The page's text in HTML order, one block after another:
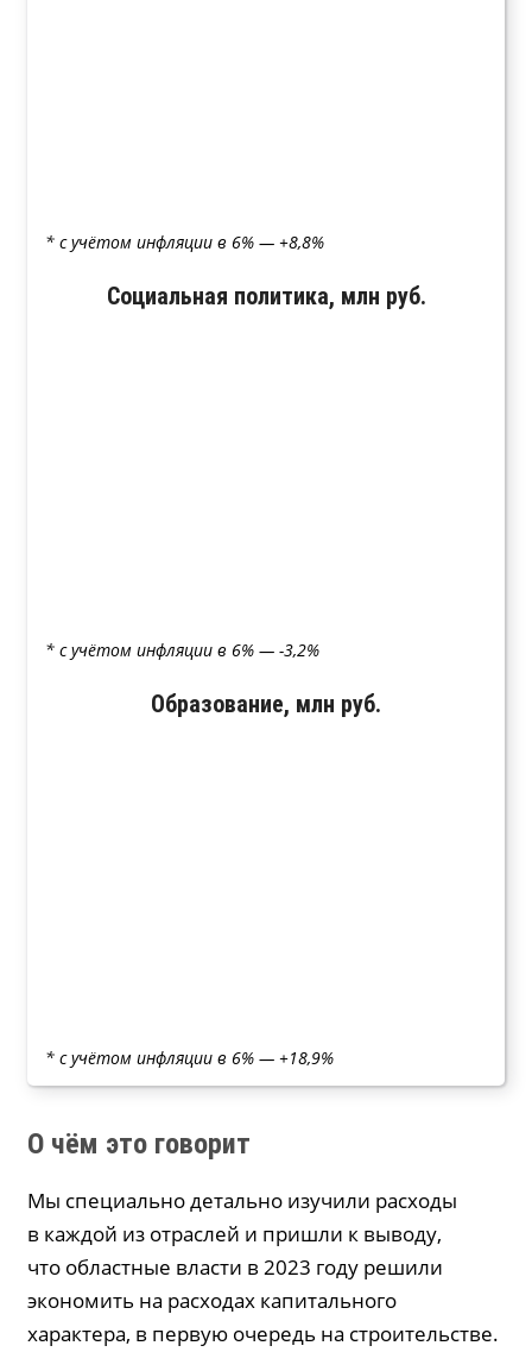
* с учётом инфляции в 6% — +8,8%
Социальная политика, млн руб.
* с учётом инфляции в 6% — -3,2%
Образование, млн руб.
* с учётом инфляции в 6% — +18,9%
О чём это говорит
Мы специально детально изучили расходы
в каждой из отраслей и пришли к выводу,
что областные власти в 2023 году решили
экономить на расходах капитального
характера, в первую очередь на строительстве.